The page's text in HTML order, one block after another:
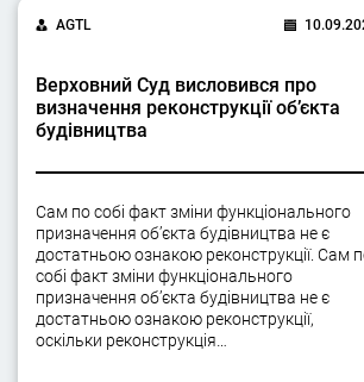
AGTL
Верховний Суд висловився про
визначення реконструкції об’єкта
будівництва
Сам по собі факт зміни функціонального
призначення об’єкта будівництва не є
достатньою ознакою реконструкції. Сам
собі факт зміни функціонального
призначення об’єкта будівництва не є
достатньою ознакою реконструкції,
оскільки реконструкція…